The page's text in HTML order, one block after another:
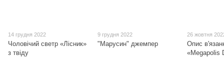
14 грудня 2022
Чоловічий светр «Лісник»
з твіду
9 грудня 2022
"Марусин" джемпер
26 жовтня
Опис
«Megapolis